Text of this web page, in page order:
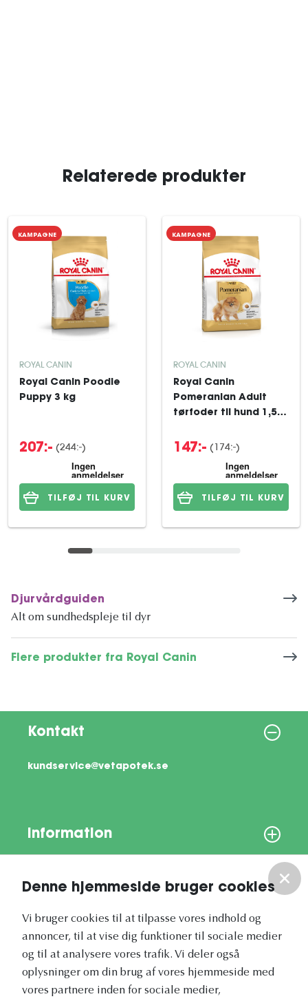
Denne hjemmeside bruger cookies
Vi bruger cookies til at tilpasse vores indhold og
annoncer, til at vise dig funktioner til sociale medier
og til at analysere vores trafik. Vi deler også
oplysninger om din brug af vores hjemmeside med
vores partnere inden for sociale medier,
Relaterede produkter
KAMPAGNE
ROYAL CANIN
Royal Canin Poodle
Puppy 3 kg
207:- (244:-)
TILFØJ TIL KURV
KAMPAGNE
ROYAL CANIN
Royal Canin
Pomeranian Adult
tørfoder til hund 1,5
147:- (174:-)
TILFØJ TIL KURV
Djurvårdguiden
Alt om sundhedspleje til dyr
Flere produkter fra Royal Canin
Kontakt
kundservice@vetapotek.se
Information
Vores nyhedsbrev